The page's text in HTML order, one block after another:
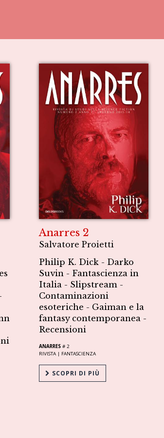
Anarres 2
Salvatore Proietti
Philip K. Dick - Darko
Suvin - Fantascienza in
Italia - Slipstream -
Contaminazioni
esoteriche - Gaiman e la
fantasy contemporanea -
Recensioni
ANARRES # 2
RIVISTA | FANTASCIENZA
SCOPRI DI PIÙ